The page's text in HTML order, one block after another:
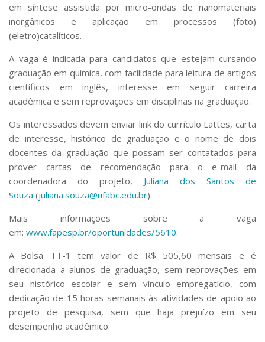
em síntese assistida por micro-ondas de nanomateriais
inorgânicos e aplicação em processos (foto)
(eletro)catalíticos.
A vaga é indicada para candidatos que estejam cursando
graduação em química, com facilidade para leitura de artigos
científicos em inglês, interesse em seguir carreira
acadêmica e sem reprovações em disciplinas na graduação.
Os interessados devem enviar link do currículo Lattes, carta
de interesse, histórico de graduação e o nome de dois
docentes da graduação que possam ser contatados para
prover cartas de recomendação para o e-mail da
coordenadora do projeto, Juliana dos Santos de
Souza (juliana.souza@ufabc.edu.br).
Mais informações sobre a vaga
em: www.fapesp.br/oportunidades/5610.
A Bolsa TT-1 tem valor de R$ 505,60 mensais e é
direcionada a alunos de graduação, sem reprovações em
seu histórico escolar e sem vínculo empregatício, com
dedicação de 15 horas semanais às atividades de apoio ao
projeto de pesquisa, sem que haja prejuízo em seu
desempenho acadêmico.